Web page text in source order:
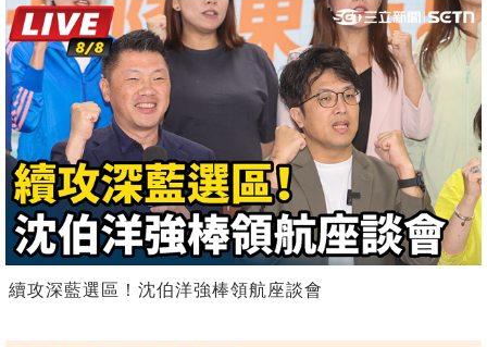
續攻深藍選區！沈伯洋強棒領航座談會